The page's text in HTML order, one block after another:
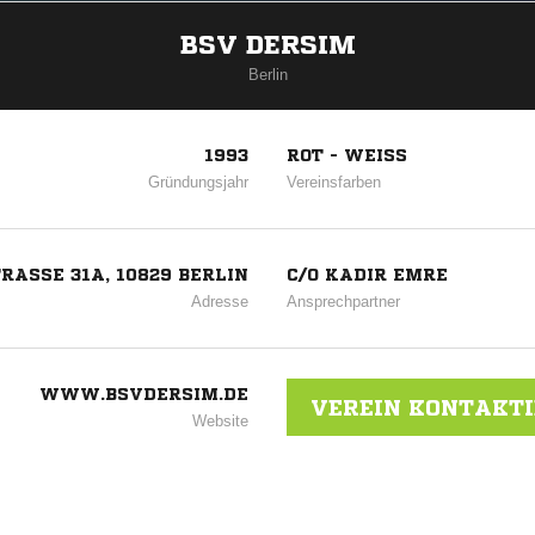
BSV DERSIM
Berlin
1993
Gründungsjahr
ROT - WEISS
Vereinsfarben
31A, 10829 BERLIN
Adresse
C/O KADIR EMRE
Ansprechpartner
WWW.BSVDERSIM.DE
Website
VEREIN